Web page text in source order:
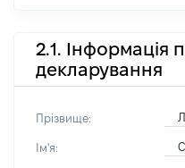
2.1. Інформація
декларування
Прізвище:
Ім'я: